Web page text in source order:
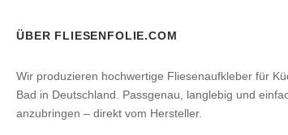
ÜBER FLIESENFOLIE.COM
Wir produzieren hochwertige Fliesenaufkleber für
Bad in Deutschland. Passgenau, langlebig und
anzubringen – direkt vom Hersteller.